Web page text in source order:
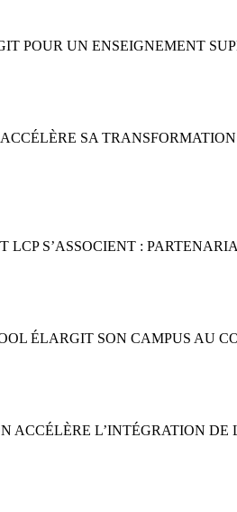
POUR UN ENSEIGNEMENT
SA
LCP S’ASSOCIENT :
ÉLARGIT SON CAMPUS AU
ACCÉLÈRE L’INTÉGRATION